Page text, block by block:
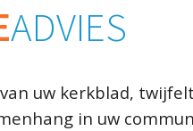
ADVIES
uw kerkblad,
in uw